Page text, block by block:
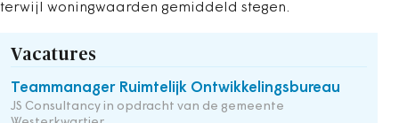
terwijl woningwaarden gemiddeld stegen.
Vacatures
Teammanager Ruimtelijk Ontwikkelingsbureau
JS Consultancy in opdracht van de gemeente